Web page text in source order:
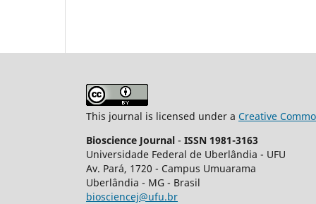
This journal is licensed under a Creative
Bioscience Journal - ISSN 1981-3163
Universidade Federal de Uberlândia - UFU
Av. Pará, 1720 - Campus Umuarama
Uberlândia - MG - Brasil
biosciencej@ufu.br